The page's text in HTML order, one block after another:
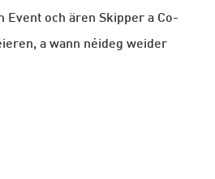
och ären Skipper a Co-
a wann néideg weider